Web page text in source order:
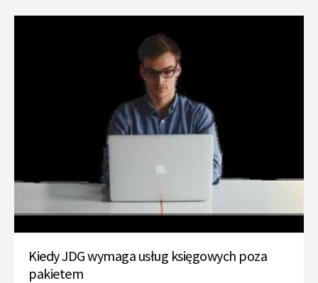
Kiedy JDG wymaga usług księgowych poza
pakietem